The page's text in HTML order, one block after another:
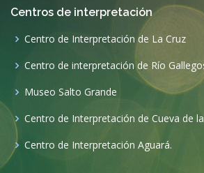
Centros de interpretación
Centro de Interpretación de La Cruz
Centro de interpretación de Río
Museo Salto Grande
Centro de Interpretación de Cueva de
Centro de Interpretación Aguará.